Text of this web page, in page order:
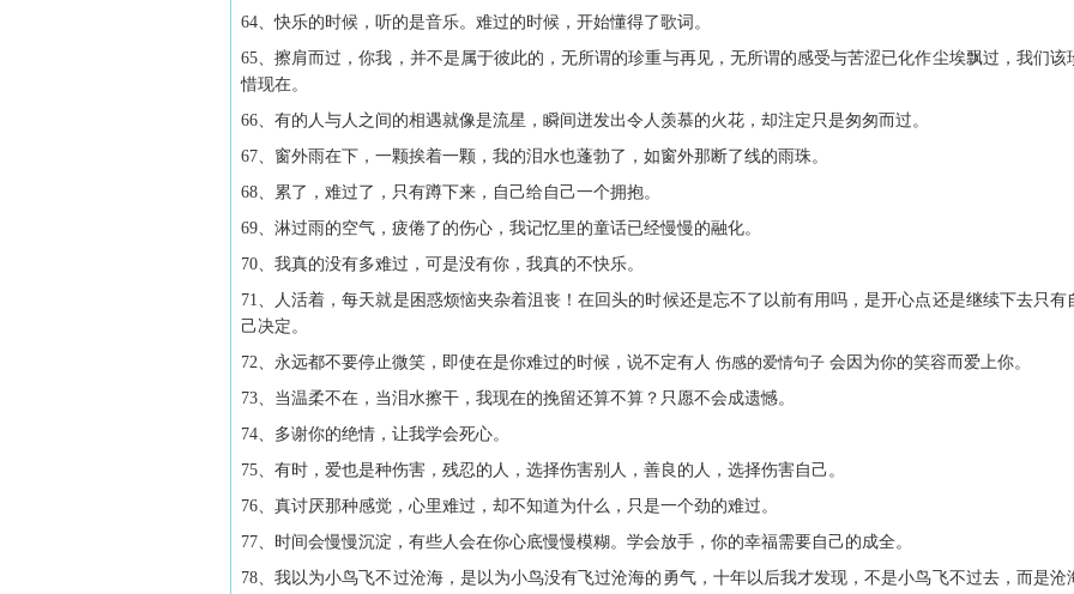
64、快乐的时候，听的是音乐。难过的时候，开始懂得了歌词。
65、擦肩而过，你我，并不是属于彼此的，无所谓的珍重与再见，无所谓的感受与苦涩已化作尘埃飘过，我们该
惜现在。
66、有的人与人之间的相遇就像是流星，瞬间迸发出令人羡慕的火花，却注定只是匆匆而过。
67、窗外雨在下，一颗挨着一颗，我的泪水也蓬勃了，如窗外那断了线的雨珠。
68、累了，难过了，只有蹲下来，自己给自己一个拥抱。
69、淋过雨的空气，疲倦了的伤心，我记忆里的童话已经慢慢的融化。
70、我真的没有多难过，可是没有你，我真的不快乐。
71、人活着，每天就是困惑烦恼夹杂着沮丧！在回头的时候还是忘不了以前有用吗，是开心点还是继续下去只有
己决定。
72、永远都不要停止微笑，即使在是你难过的时候，说不定有人 伤感的爱情句子 会因为你的笑容而爱上你。
73、当温柔不在，当泪水擦干，我现在的挽留还算不算？只愿不会成遗憾。
74、多谢你的绝情，让我学会死心。
75、有时，爱也是种伤害，残忍的人，选择伤害别人，善良的人，选择伤害自己。
76、真讨厌那种感觉，心里难过，却不知道为什么，只是一个劲的难过。
77、时间会慢慢沉淀，有些人会在你心底慢慢模糊。学会放手，你的幸福需要自己的成全。
78、我以为小鸟飞不过沧海，是以为小鸟没有飞过沧海的勇气，十年以后我才发现，不是小鸟飞不过去，而是沧